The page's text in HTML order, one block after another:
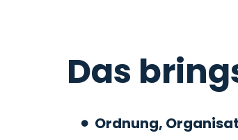
Das
Ordnung,